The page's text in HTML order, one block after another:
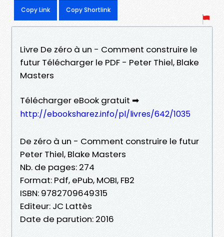
Copy Link Copy Shortlink
Livre De zéro à un - Comment construire le
futur Télécharger le PDF - Peter Thiel, Blake
Masters
Télécharger eBook gratuit ➡
http://ebooksharez.info/pl/livres/642/1035
De zéro à un - Comment construire le futur
Peter Thiel, Blake Masters
Nb. de pages: 274
Format: Pdf, ePub, MOBI, FB2
ISBN: 9782709649315
Editeur: JC Lattès
Date de parution: 2016